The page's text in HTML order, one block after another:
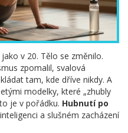
v 20. Tělo se změnilo.
zpomalil, svalová
tam, kde dříve nikdy. A
modelky, které „zhubly
je v pořádku. Hubnutí po
a slušném zacházení